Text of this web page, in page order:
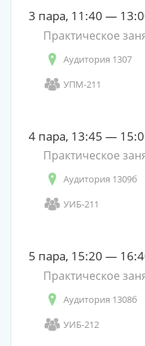
3 пара, 11:40 —
Практическое
Аудитория 1307
УПМ-211
4 пара, 13:45 —
Практическое
Аудитория 1309б
УИБ-211
5 пара, 15:20 —
Практическое
Аудитория 1308б
УИБ-212